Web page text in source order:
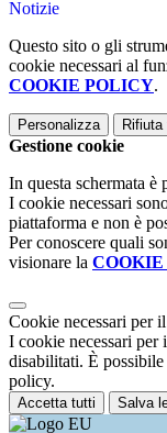
Notizie
Questo sito o gli
cookie necessari al
COOKIE POLICY.
Personalizza Rifiuta
Gestione cookie
In questa schermata è
I cookie necessari
piattaforma e non è
Per conoscere quali
visionare la
Cookie necessari per
I cookie necessari per
disabilitati. È
policy.
Accetta tutti Salva